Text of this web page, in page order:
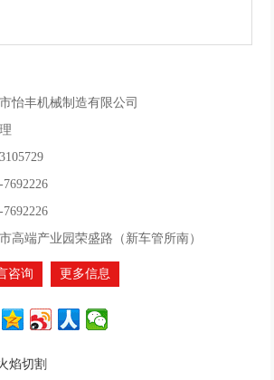
怡丰机械制造有限公司
7692226
7692226
高端产业园荣盛路（新车管所南）
咨询 更多信息
焰切割